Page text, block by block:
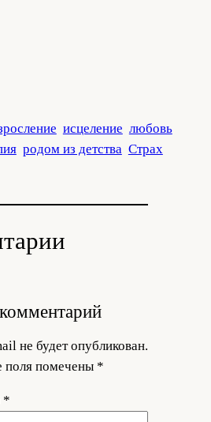
исцеление любовь
родом из детства Страх
не будет опубликован.
поля помечены *
*